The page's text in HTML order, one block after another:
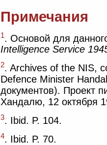
Примечания
1
. Основой для
Intelligence Service
2. Archives of the NIS,
Defence Minister
документов). Проект
Хандалю, 12 октября
3. Ibid. P. 104.
4. Ibid. P. 70.